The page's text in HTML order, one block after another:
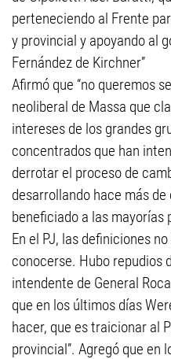
perteneciendo al Frente
y provincial y apoyando al
Fernández de Kirchner”
Afirmó que “no queremos
neoliberal de Massa que
intereses de los grandes
concentrados que han
derrotar el proceso de
desarrollando hace más de
beneficiado a las mayorías
En el PJ, las definiciones
conocerse. Hubo repudios
intendente de General
que en los últimos días
hacer, que es traicionar al
provincial”. Agregó que en